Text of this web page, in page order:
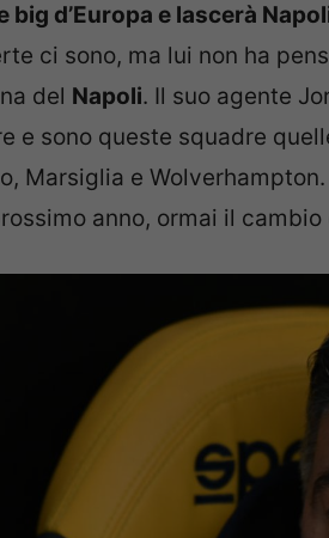
big d’Europa e lascerà
ci sono, ma lui non ha
del Napoli. Il suo agente
e sono queste squadre
Marsiglia e
anno, ormai il